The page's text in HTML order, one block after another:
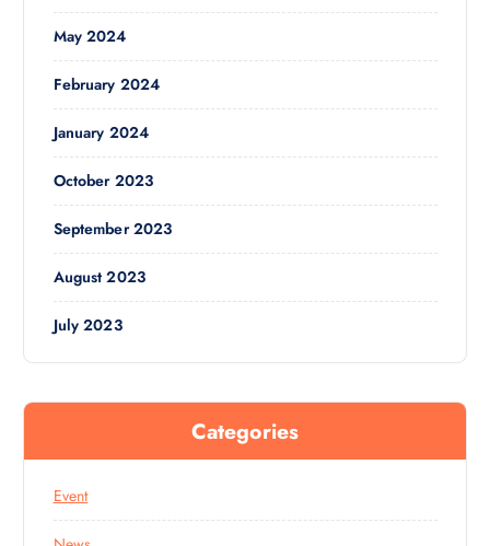
May 2024
February 2024
January 2024
October 2023
September 2023
August 2023
July 2023
Categories
Event